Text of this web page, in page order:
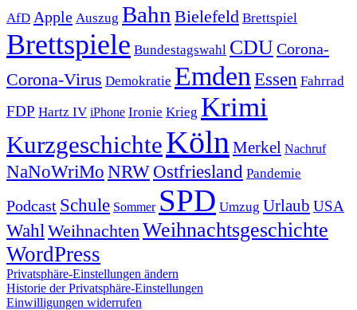
AfD Apple Auszug Bahn Bielefeld Brettspiel
Brettspiele Bundestagswahl CDUCorona-
Corona-Virus Demokratie Emden Essen Fahrrad
FDP Hartz IV iPhone Ironie Krieg Krimi
KurzgeschichteKöln Merkel Nachruf
NaNoWriMo NRWOstfriesland Pandemie
Podcast Schule Sommer SPD Umzug Urlaub USA
Wahl Weihnachten Weihnachtsgeschichte
WordPress
Privatsphäre-Einstellungen ändern
Historie der Privatsphäre-Einstellungen
Einwilligungen widerrufen